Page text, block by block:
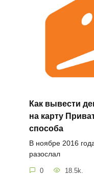
Как вывести
на карту
способа
В ноябре 2016
разослал
0 18.5k.